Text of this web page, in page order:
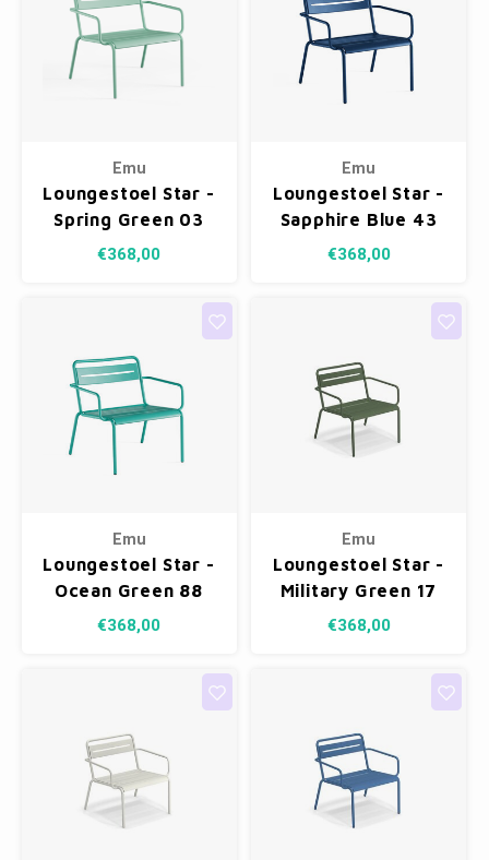
Emu
Loungestoel Star -
Spring Green 03
€368,00
Emu
Loungestoel Star -
Sapphire Blue 43
€368,00
Emu
Loungestoel Star -
Ocean Green 88
€368,00
Emu
Loungestoel Star -
Military Green 17
€368,00